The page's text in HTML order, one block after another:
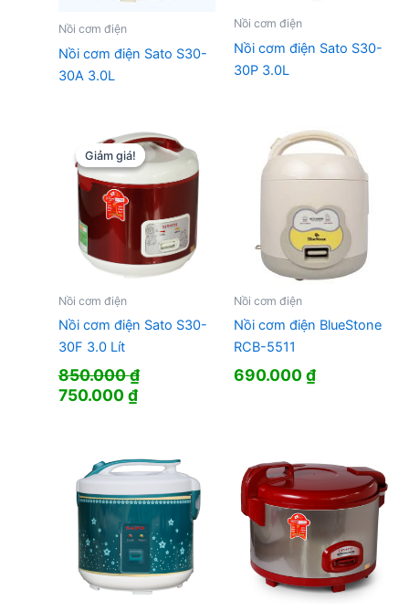
Nồi cơm điện
Nồi cơm điện Sato S30-
30A 3.0L
Nồi cơm điện
Nồi cơm điện Sato S30-
30P 3.0L
Giảm giá!
Giảm giá!
Nồi cơm điện
Nồi cơm điện Sato S30-
30F 3.0 Lít
850.000₫
Giá
850.000 ₫.
750.000₫Giá
là:
750.000 ₫.
Nồi cơm điện
Nồi cơm điện BlueStone
RCB-5511
690.000₫